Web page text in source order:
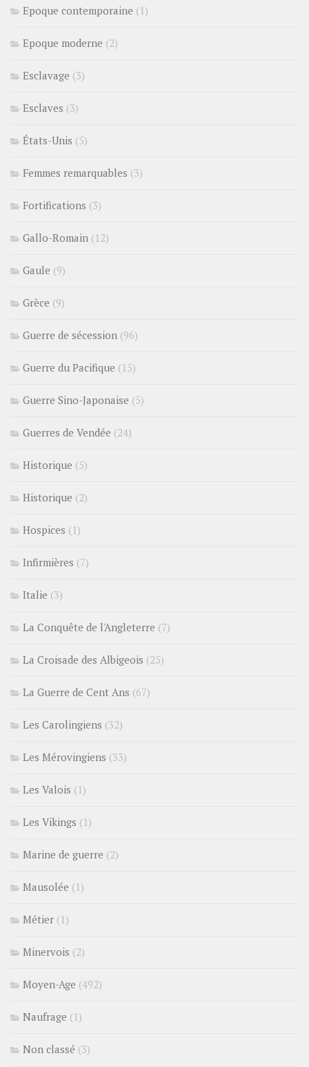
Epoque contemporaine (1)
Epoque moderne (2)
Esclavage (3)
Esclaves (3)
États-Unis (5)
Femmes remarquables (3)
Fortifications (3)
Gallo-Romain (12)
Gaule (9)
Grèce (9)
Guerre de sécession (96)
Guerre du Pacifique (15)
Guerre Sino-Japonaise (5)
Guerres de Vendée (24)
Historique (5)
Historique (2)
Hospices (1)
Infirmières (7)
Italie (3)
La Conquête de l'Angleterre (7)
La Croisade des Albigeois (25)
La Guerre de Cent Ans (67)
Les Carolingiens (32)
Les Mérovingiens (33)
Les Valois (1)
Les Vikings (1)
Marine de guerre (2)
Mausolée (1)
Métier (1)
Minervois (2)
Moyen-Age (492)
Naufrage (1)
Non classé (3)